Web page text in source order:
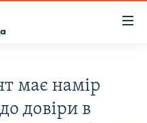
має намір
довіри в